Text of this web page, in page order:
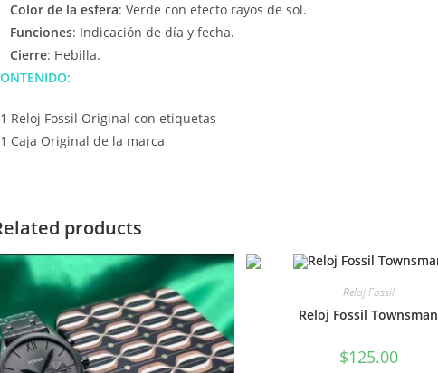
Color de la esfera: Verde con efecto rayos de sol.
Funciones: Indicación de día y fecha.
Cierre: Hebilla.
1 Reloj Fossil Original con etiquetas
1 Caja Original de la marca
products
Reloj Fossil
Reloj Fossil Townsman
$125.00